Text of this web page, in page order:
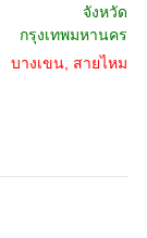
จังหวัด
กรุงเทพมหานคร
บางเขน, สายไหม